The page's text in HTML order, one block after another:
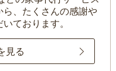
、 たくさんの感謝や
ております。
見る